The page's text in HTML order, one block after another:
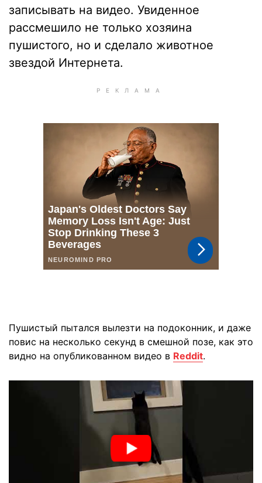
записывать на видео. Увиденное
рассмешило не только хозяина
пушистого, но и сделало животное
звездой Интернета.
Пушистый пытался вылезти на подоконник, и даже
повис на несколько секунд в смешной позе, как это
видно на опубликованном видео в Reddit.